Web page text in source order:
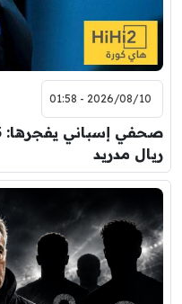
2026/08/10 - 01:58
ريال مدريد